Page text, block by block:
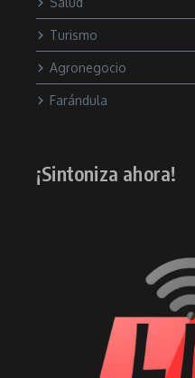
Turismo
Agronegocio
Farándula
¡Sintoniza ahora!